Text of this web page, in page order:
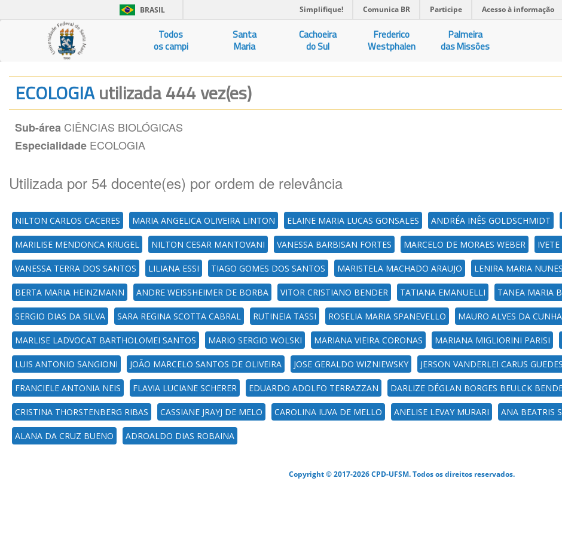
BRASIL Simplifique! Comunica BR Participe Acesso à informação
Todos
os campi
Santa
Maria
Cachoeira
do Sul
Frederico
Westphalen
Palmeira
das Missões
ECOLOGIAutilizada 444 vez(es)
Sub-área CIÊNCIAS BIOLÓGICAS
Especialidade ECOLOGIA
Utilizada por 54 docente(es) por ordem de relevância
NILTON CARLOS CACERES MARIA ANGELICA OLIVEIRA LINTON ELAINE MARIA LUCAS GONSALES ANDRÉA INÊS GOLDSCHMIDT
MARILISE MENDONCA KRUGEL NILTON CESAR MANTOVANI VANESSA BARBISAN FORTES MARCELO DE MORAES WEBER
VANESSA TERRA DOS SANTOS LILIANA ESSI TIAGO GOMES DOS SANTOS MARISTELA MACHADO ARAUJO LENIRA MARIA
BERTA MARIA HEINZMANN ANDRE WEISSHEIMER DE BORBA VITOR CRISTIANO BENDER TATIANA EMANUELLI TANEA MARIA
SERGIO DIAS DA SILVA SARA REGINA SCOTTA CABRAL RUTINEIA TASSI ROSELIA MARIA SPANEVELLO MAURO ALVES DA CUNHA
MARLISE LADVOCAT BARTHOLOMEI SANTOS MARIO SERGIO WOLSKI MARIANA VIEIRA CORONAS MARIANA MIGLIORINI PARISI
LUIS ANTONIO SANGIONI JOÃO MARCELO SANTOS DE OLIVEIRA JOSE GERALDO WIZNIEWSKY JERSON VANDERLEI CARUS GUEDES
FRANCIELE ANTONIA NEIS FLAVIA LUCIANE SCHERER EDUARDO ADOLFO TERRAZZAN DARLIZE DÉGLAN BORGES BEULCK
CRISTINA THORSTENBERG RIBAS CASSIANE JRAYJ DE MELO CAROLINA IUVA DE MELLO ANELISE LEVAY MURARI ANA BEATRIS
ALANA DA CRUZ BUENO ADROALDO DIAS ROBAINA
Copyright © 2017-2026 CPD-UFSM. Todos os direitos reservados.